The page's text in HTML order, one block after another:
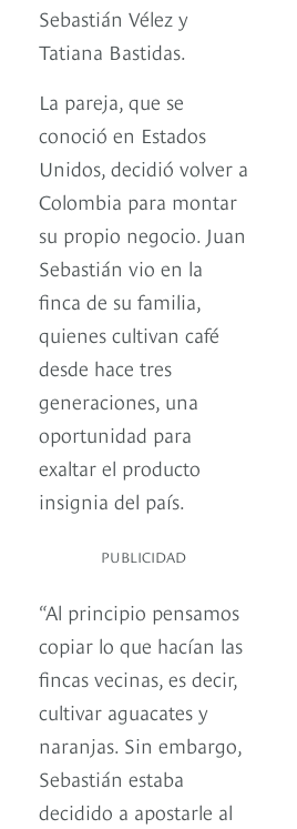
Sebastián Vélez y
Tatiana Bastidas.
La pareja, que se
conoció en Estados
Unidos, decidió volver a
Colombia para montar
su propio negocio. Juan
Sebastián vio en la
finca de su familia,
quienes cultivan café
desde hace tres
generaciones, una
oportunidad para
exaltar el producto
insignia del país.
PUBLICIDAD
“Al principio pensamos
copiar lo que hacían las
fincas vecinas, es decir,
cultivar aguacates y
naranjas. Sin embargo,
Sebastián estaba
decidido a apostarle al